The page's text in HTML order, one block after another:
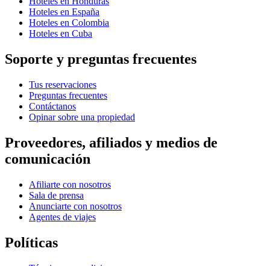
Hoteles en España
Hoteles en Colombia
Hoteles en Cuba
Soporte y preguntas frecuentes
Tus reservaciones
Preguntas frecuentes
Contáctanos
Opinar sobre una propiedad
Proveedores, afiliados y medios de
comunicación
Afiliarte con nosotros
Sala de prensa
Anunciarte con nosotros
Agentes de viajes
Políticas